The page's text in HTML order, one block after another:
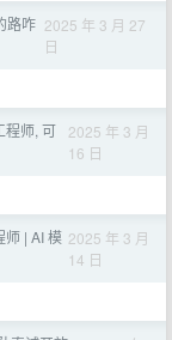
路咋 2025 年 3 月 27
日
程师, 可
2025 年 3 月
16 日
师 | AI 模 2025 年 3 月
14 日